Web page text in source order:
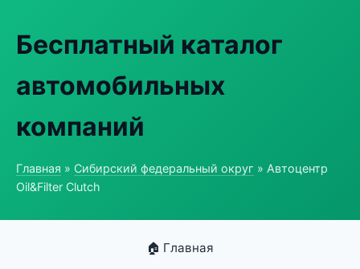
Бесплатный каталог
автомобильных
компаний
Главная » Сибирский федеральный округ » Автоцентр
Oil&Filter Clutch
🏠 Главная